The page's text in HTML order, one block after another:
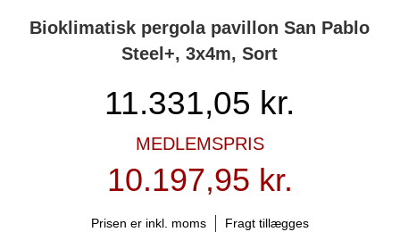
Bioklimatisk pergola pavillon San Pablo
Steel+, 3x4m, Sort
11.331,05 kr.
MEDLEMSPRIS
10.197,95 kr.
Prisen er inkl. moms Fragt tillægges